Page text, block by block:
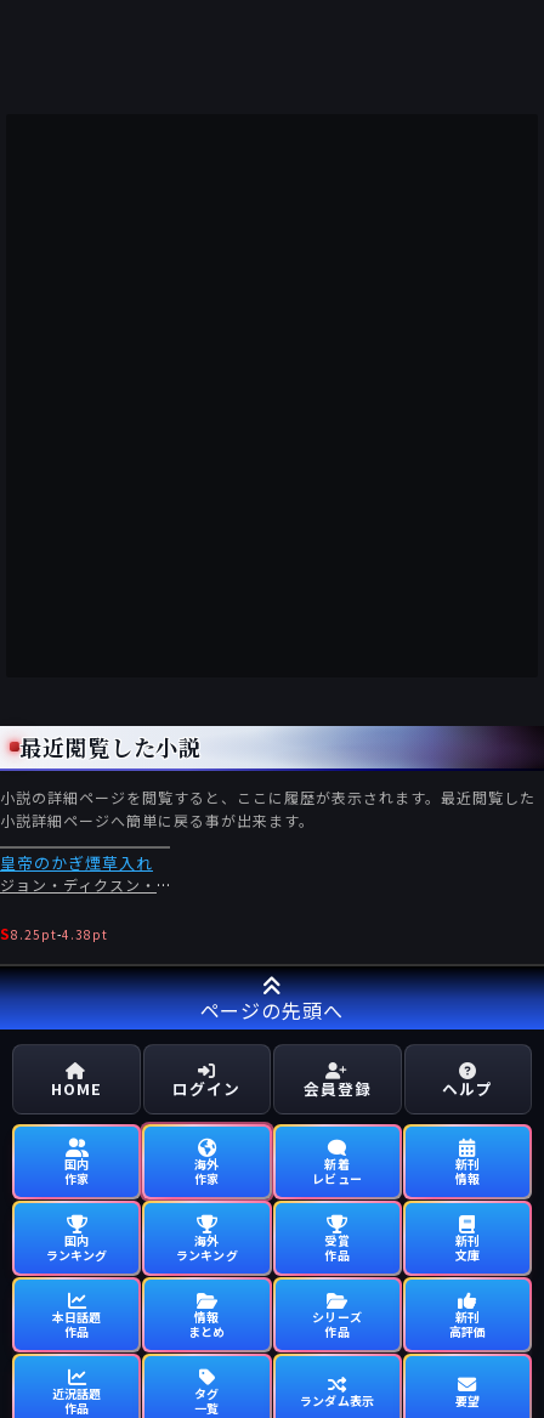
最近閲覧した小説
小説の詳細ページを閲覧すると、ここに履歴が表示されます。最近閲覧した
小説詳細ページへ簡単に戻る事が出来ます。
皇帝のかぎ煙草入れ
ジョン・ディクスン・カー
S8.25pt-4.38pt
ページの先頭へ
HOME ログイン 会員登録 ヘルプ
国内
作家
海外
作家
新着
レビュー
新刊
情報
国内
ランキング
海外
ランキング
受賞
作品
新刊
文庫
本日話題
作品
情報
まとめ
シリーズ
作品
新刊
高評価
近況話題
作品
タグ
一覧
ランダム表示 要望